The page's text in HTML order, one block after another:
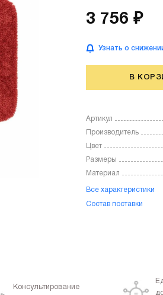
3 756 ₽
Узнать о
В
Артикул
Производитель
Цвет
Размеры
Материал
Все характеристики
Состав поставки
Консультирование